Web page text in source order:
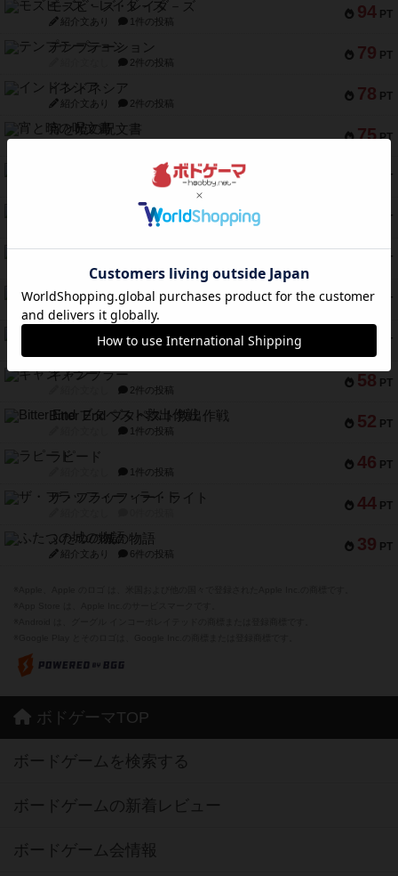
94 PT
モズビ－ズ・レイダ－ズ
紹介文あり 1件の投稿
79 PT
テンプテーション
2件の投稿
78 PT
インドネシア
紹介文あり 2件の投稿
75 PT
宵と暁の呪文書
PT
リスボン・トラム 28
9件の投稿
PT
1件の投稿
PT
ブラヴェスト
紹介文なし 1件の投稿
60 PT
スペクタキュラー
紹介文なし 1件の投稿
PT
スモールワールド
紹介文あり 13件の投稿
58 PT
ギャンブラー
2件の投稿
52 PT
Bitter End ブタペスト救出作戦
1件の投稿
46 PT
ラピード
1件の投稿
44 PT
ザ・フラッフィー・ライト
39 PT
ふたつの城の物語
紹介文あり 6件の投稿
ボドゲーマTOP
ボードゲームを検索する
ボードゲームの新着レビュー
ボードゲーム会情報